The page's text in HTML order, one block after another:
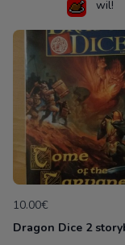
wil!
10.00€